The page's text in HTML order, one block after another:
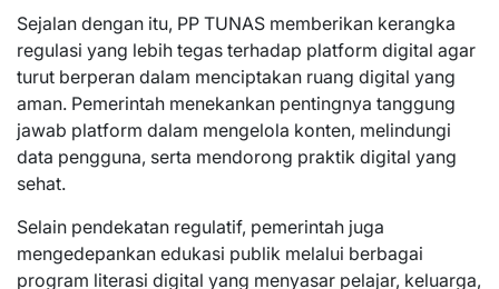
Sejalan dengan itu, PP TUNAS memberikan kerangka
regulasi yang lebih tegas terhadap platform digital agar
turut berperan dalam menciptakan ruang digital yang
aman. Pemerintah menekankan pentingnya tanggung
jawab platform dalam mengelola konten, melindungi
data pengguna, serta mendorong praktik digital yang
sehat.
Selain pendekatan regulatif, pemerintah juga
mengedepankan edukasi publik melalui berbagai
program literasi digital yang menyasar pelajar, keluarga,